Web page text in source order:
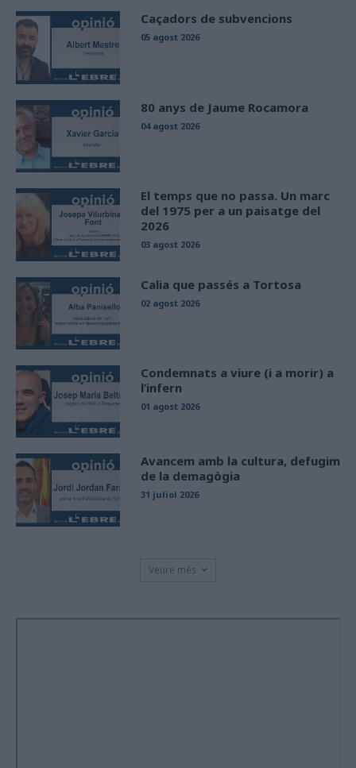
Caçadors de subvencions
05 agost 2026
80 anys de Jaume Rocamora
04 agost 2026
El temps que no passa. Un marc
del 1975 per a un paisatge del
2026
03 agost 2026
Calia que passés a Tortosa
02 agost 2026
Condemnats a viure (i a morir) a
l’infern
01 agost 2026
Avancem amb la cultura, defugim
de la demagògia
31 juliol 2026
Veure més